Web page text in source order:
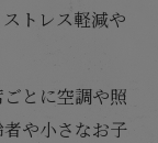
トレス軽減や
とに空調や照
や小さなお子